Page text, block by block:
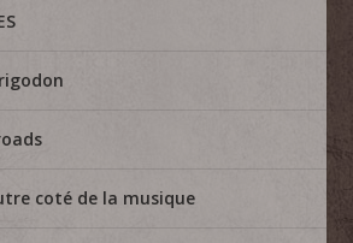
coté de la musique